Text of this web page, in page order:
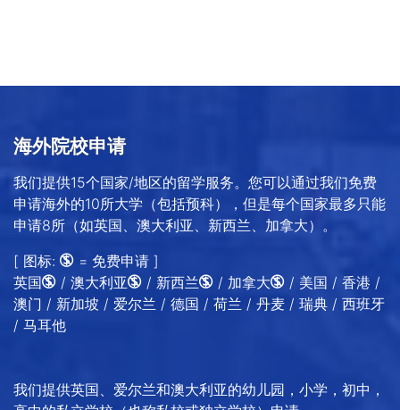
海外院校申请
我们提供15个国家/地区的留学服务。您可以通过我们免费
申请海外的10所大学（包括预科），但是每个国家最多只能
申请8所（如英国、澳大利亚、新西兰、加拿大）。
[ 图标:
= 免费申请 ]
英国
/ 澳大利亚 / 新西兰 / 加拿大
/ 美国 / 香港 /
澳门 / 新加坡 / 爱尔兰 / 德国 / 荷兰 / 丹麦 / 瑞典 / 西班牙
/ 马耳他
我们提供英国、爱尔兰和澳大利亚的幼儿园，小学，初中，